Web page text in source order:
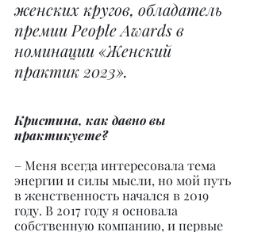
женских кругов, обладатель
премии People Awards в
номинации «Женский
практик 2023».
Кристина, как давно вы
практикуете?
– Меня всегда интересовала тема
энергии и силы мысли, но мой путь
в женственность начался в 2019
году. В 2017 году я основала
собственную компанию, и первые